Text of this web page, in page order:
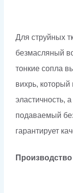
Для струйных
безмасляный
тонкие сопла
вихрь, который
эластичность,
подаваемый
гарантирует